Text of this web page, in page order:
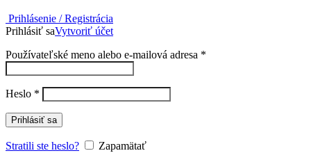
Prihlásenie / Registrácia
Prihlásiť saVytvoriť účet
Používateľské meno alebo e-mailová adresa *
Heslo * Povinné
Prihlásiť sa
Stratili ste heslo? Zapamätať